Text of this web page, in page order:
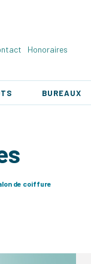
Honoraires
BUREAUX
de coiffure